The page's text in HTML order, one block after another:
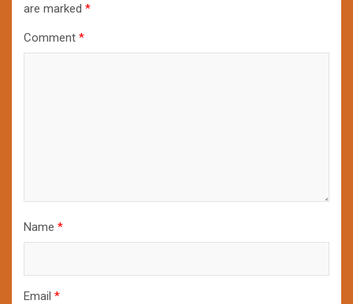
are marked *
Comment *
Name *
Email *